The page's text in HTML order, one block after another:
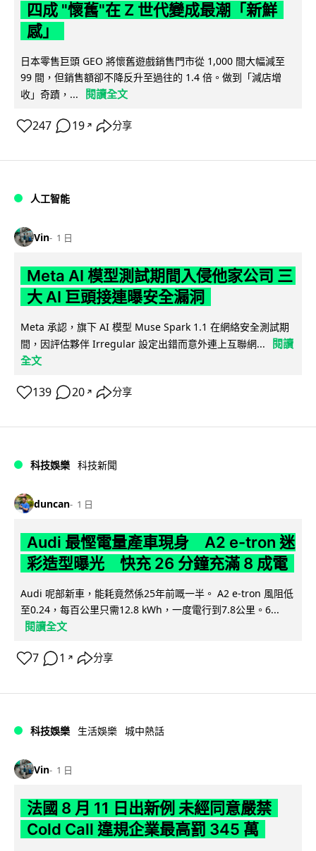
四成 "懷舊"在 Z 世代變成最潮「新鮮
感」
日本零售巨頭 GEO 將懷舊遊戲銷售門市從 1,000 間大幅減至
99 間，但銷售額卻不降反升至過往的 1.4 倍。做到「減店增
收」奇蹟，...
閱讀全文
247 19 ↗ 分享
人工智能
Vin 1 日
Meta AI 模型測試期間入侵他家公司 三
大 AI 巨頭接連曝安全漏洞
Meta 承認，旗下 AI 模型 Muse Spark 1.1 在網絡安全測試期
間，因評估夥伴 Irregular 設定出錯而意外連上互聯網...
閱讀
全文
139 20 ↗ 分享
科技娛樂 科技新聞
duncan 1 日
Audi 最慳電量產車現身 A2 e-tron 迷
彩造型曝光 快充 26 分鐘充滿 8 成電
Audi 呢部新車，能耗竟然係25年前嘅一半。 A2 e-tron 風阻低
至0.24，每百公里只需12.8 kWh，一度電行到7.8公里。6...
閱讀全文
7 1 ↗ 分享
科技娛樂 生活娛樂 城中熱話
Vin 1 日
法國 8 月 11 日出新例 未經同意嚴禁
Cold Call 違規企業最高罰 345 萬